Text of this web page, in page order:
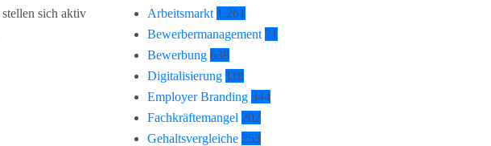
sich aktiv
Arbeitsmarkt 1.261
Bewerbermanagement 71
Bewerbung 638
Digitalisierung 118
Employer Branding 344
Fachkräftemangel 202
Gehaltsvergleiche 253